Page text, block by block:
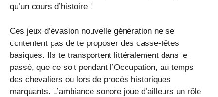
qu’un cours d’histoire !
Ces jeux d’évasion nouvelle génération ne se
contentent pas de te proposer des casse-têtes
basiques. Ils te transportent littéralement dans le
passé, que ce soit pendant l’Occupation, au temps
des chevaliers ou lors de procès historiques
marquants. L’ambiance sonore joue d’ailleurs un rôle